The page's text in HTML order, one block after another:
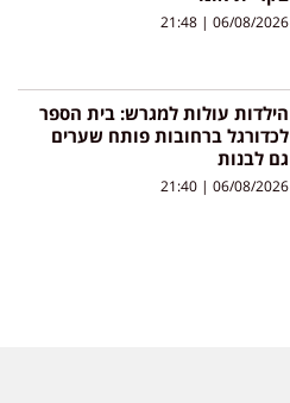
06/08/2026
הילדות עולות למגרש: בית הספר
לכדורגל ברחובות פותח שערים
גם לבנות
06/08/2026